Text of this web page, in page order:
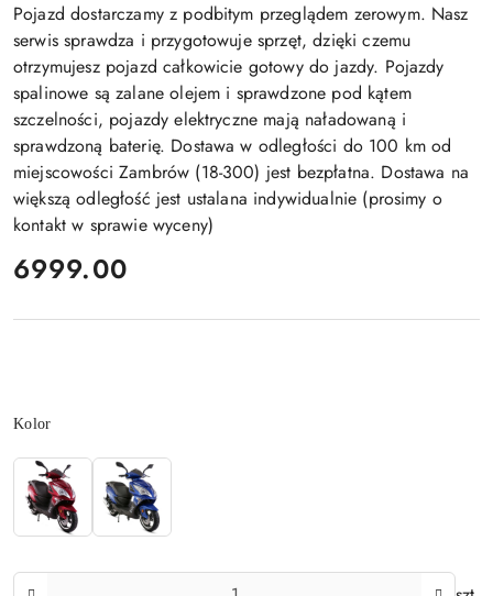
Pojazd dostarczamy z podbitym przeglądem zerowym. Nasz
serwis sprawdza i przygotowuje sprzęt, dzięki czemu
otrzymujesz pojazd całkowicie gotowy do jazdy. Pojazdy
spalinowe są zalane olejem i sprawdzone pod kątem
szczelności, pojazdy elektryczne mają naładowaną i
sprawdzoną baterię. Dostawa w odległości do 100 km od
miejscowości Zambrów (18-300) jest bezpłatna. Dostawa na
większą odległość jest ustalana indywidualnie (prosimy o
kontakt w sprawie wyceny)
cena:
6999.00
Wariant
Kolor